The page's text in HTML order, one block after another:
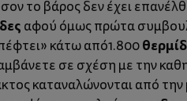
το βάρος δεν έχει
αφού όμως πρώτα
κάτω από1.800
σε σχέση με την
καταναλώνονται από